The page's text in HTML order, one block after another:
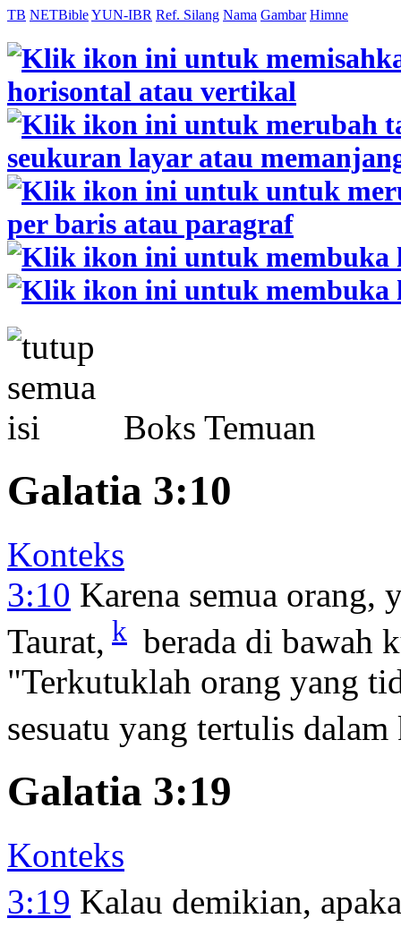
TB NETBibleYUN-IBR Ref. Silang Nama Gambar Himne
Boks Temuan
Galatia 3:10
Konteks
3:10 Karena semua orang,
Taurat, k berada di bawah
"Terkutuklah orang yang
sesuatu yang tertulis
Galatia 3:19
Konteks
3:19 Kalau demikian,